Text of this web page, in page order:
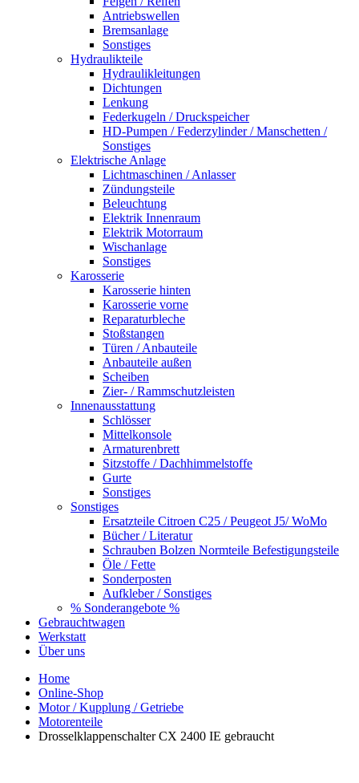
Antriebswellen
Bremsanlage
Sonstiges
Hydraulikteile
Hydraulikleitungen
Dichtungen
Lenkung
Federkugeln / Druckspeicher
HD-Pumpen / Federzylinder / Manschetten /
Sonstiges
Elektrische Anlage
Lichtmaschinen / Anlasser
Zündungsteile
Beleuchtung
Elektrik Innenraum
Elektrik Motorraum
Wischanlage
Sonstiges
Karosserie
Karosserie hinten
Karosserie vorne
Reparaturbleche
Stoßstangen
Türen / Anbauteile
Anbauteile außen
Scheiben
Zier- / Rammschutzleisten
Innenausstattung
Schlösser
Mittelkonsole
Armaturenbrett
Sitzstoffe / Dachhimmelstoffe
Gurte
Sonstiges
Sonstiges
Ersatzteile Citroen C25 / Peugeot J5/ WoMo
Bücher / Literatur
Schrauben Bolzen Normteile Befestigungsteile
Öle / Fette
Sonderposten
Aufkleber / Sonstiges
% Sonderangebote %
Gebrauchtwagen
Werkstatt
Über uns
Home
Online-Shop
Motor / Kupplung / Getriebe
Motorenteile
Drosselklappenschalter CX 2400 IE gebraucht